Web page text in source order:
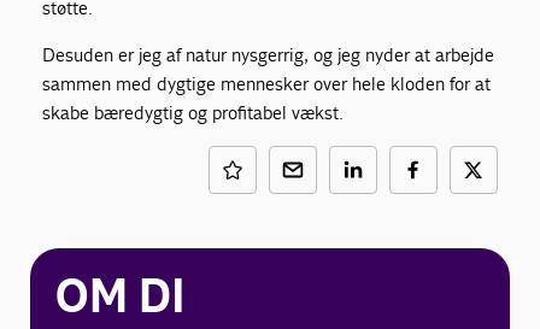
støtte.
Desuden er jeg af natur nysgerrig, og jeg nyder at arbejde
sammen med dygtige mennesker over hele kloden for at
skabe bæredygtig og profitabel vækst.
OM DI